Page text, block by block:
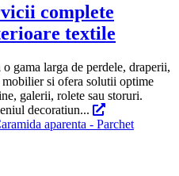
complete
textile
gama larga de perdele, draperii,
si ofera solutii optime
galerii, rolete sau storuri.
decoratiun...